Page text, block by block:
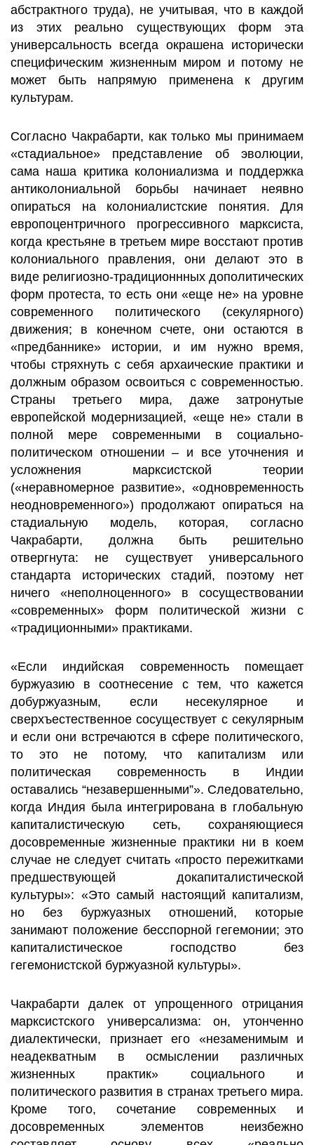
абстрактного труда), не учитывая, что в каждой
из этих реально существующих форм эта
универсальность всегда окрашена исторически
специфическим жизненным миром и потому не
может быть напрямую применена к другим
культурам.
Согласно Чакрабарти, как только мы принимаем
«стадиальное» представление об эволюции,
сама наша критика колониализма и поддержка
антиколониальной борьбы начинает неявно
опираться на колониалистские понятия. Для
европоцентричного прогрессивного марксиста,
когда крестьяне в третьем мире восстают против
колониального правления, они делают это в
виде религиозно-традиционнных дополитических
форм протеста, то есть они «еще не» на уровне
современного политического (секулярного)
движения; в конечном счете, они остаются в
«предбаннике» истории, и им нужно время,
чтобы стряхнуть с себя архаические практики и
должным образом освоиться с современностью.
Страны третьего мира, даже затронутые
европейской модернизацией, «еще не» стали в
полной мере современными в социально-
политическом отношении – и все уточнения и
усложнения марксистской теории
(«неравномерное развитие», «одновременность
неодновременного») продолжают опираться на
стадиальную модель, которая, согласно
Чакрабарти, должна быть решительно
отвергнута: не существует универсального
стандарта исторических стадий, поэтому нет
ничего «неполноценного» в сосуществовании
«современных» форм политической жизни с
«традиционными» практиками.
«Если индийская современность помещает
буржуазию в соотнесение с тем, что кажется
добуржуазным, если несекулярное и
сверхъестественное сосуществует с секулярным
и если они встречаются в сфере политического,
то это не потому, что капитализм или
политическая современность в Индии
оставались “незавершенными”». Следовательно,
когда Индия была интегрирована в глобальную
капиталистическую сеть, сохраняющиеся
досовременные жизненные практики ни в коем
случае не следует считать «просто пережитками
предшествующей докапиталистической
культуры»: «Это самый настоящий капитализм,
но без буржуазных отношений, которые
занимают положение бесспорной гегемонии; это
капиталистическое господство без
гегемонистской буржуазной культуры».
Чакрабарти далек от упрощенного отрицания
марксистского универсализма: он, утонченно
диалектически, признает его «незаменимым и
неадекватным в осмыслении различных
жизненных практик» социального и
политического развития в странах третьего мира.
Кроме того, сочетание современных и
досовременных элементов неизбежно